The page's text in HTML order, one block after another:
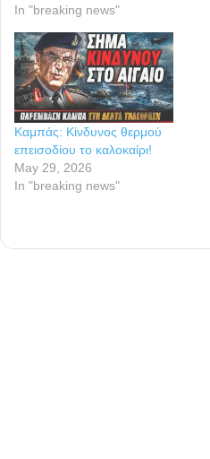
In "breaking news"
Καμπάς: Κίνδυνος θερμού
επεισοδίου το καλοκαίρι!
May 29, 2026
In "breaking news"